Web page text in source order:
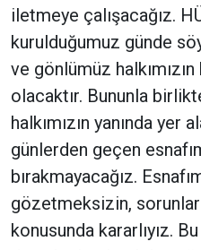
iletmeye çalışacağız.
kurulduğumuz günde
ve gönlümüz
olacaktır. Bununla
halkımızın yanında yer
günlerden geçen
bırakmayacağız.
gözetmeksizin,
konusunda kararlıyız.